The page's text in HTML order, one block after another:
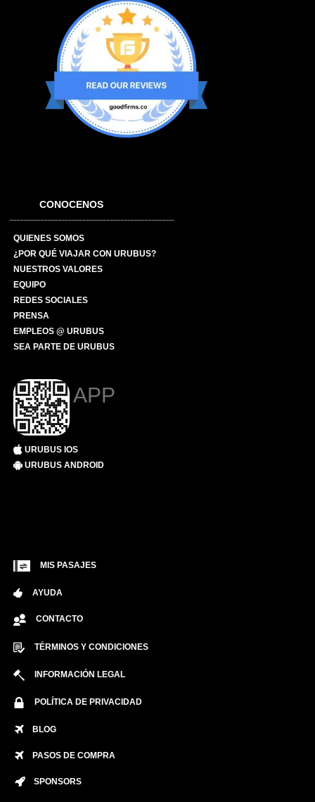
CONOCENOS
QUIENES SOMOS
¿POR QUÉ VIAJAR CON URUBUS?
NUESTROS VALORES
EQUIPO
REDES SOCIALES
PRENSA
EMPLEOS @ URUBUS
SEA PARTE DE URUBUS
APP
URUBUS IOS
URUBUS ANDROID
MIS PASAJES
AYUDA
CONTACTO
TÉRMINOS Y CONDICIONES
INFORMACIÓN LEGAL
POLÍTICA DE PRIVACIDAD
BLOG
PASOS DE COMPRA
SPONSORS